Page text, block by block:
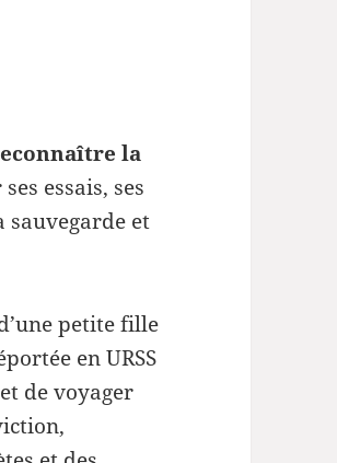
la
ses essais, ses
et
petite fille
en URSS
de voyager